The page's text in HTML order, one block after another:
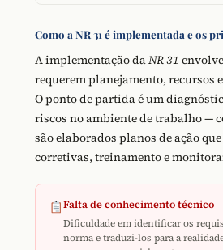
Como a NR 31 é implementada e os
A implementação daNR 31
requerem planejamento, recursos
O ponto de partida é um
riscos no ambiente de trabalho —
são elaborados planos de ação
corretivas, treinamento e
Falta de conhecimento técnico
Dificuldade em identificar os
norma e traduzi-los para a